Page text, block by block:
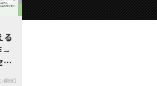
ップ
ー
る
→
カ
催】